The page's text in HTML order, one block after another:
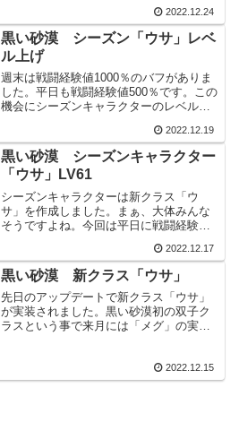
いは難しいままだと思います。MOB狩り
「ウサ」のMOB狩りは1つか2つのスキル
で倒せる雑魚MOB...
2022.12.24
黒い砂漠 シーズン「ウサ」レベ
ル上げ
週末は戦闘経験値1000％のバフがありま
した。平日も戦闘経験値500％です。この
機会にシーズンキャラクターのレベルを
キャラクターシーズンキャラクターで
「ウサ」を作成しました。レベル61にな
り、トゥバラⅤ...
2022.12.19
黒い砂漠 シーズンキャラクター
「ウサ」LV61
シーズンキャラクターは新クラス「ウ
サ」を作成しました。まぁ、大体みんな
そうですよね。今回は平日に戦闘経験値
があります。その他にもイベントで各種
バフがあります。レベル上げは今までで
一番楽だったと思いま...
2022.12.17
黒い砂漠 新クラス「ウサ」
先日のアップデートで新クラス「ウサ」
が実装されました。黒い砂漠初の双子ク
ラスという事で来月には「メグ」の実装
いた感じが魅力なのかもしれません。新
クラス「ウサ」メイン武器...
2022.12.15